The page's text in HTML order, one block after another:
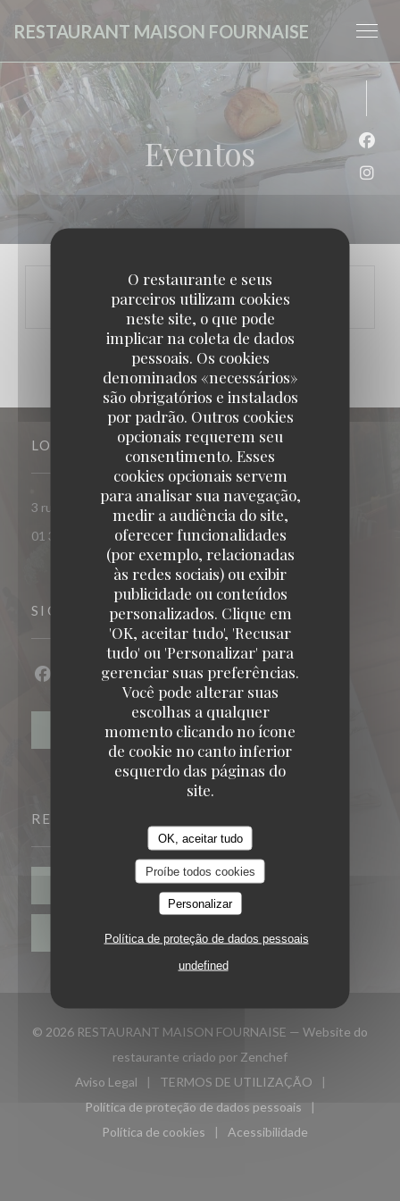
O restaurante e seus
parceiros utilizam cookies
neste site, o que pode
implicar na coleta de dados
pessoais. Os cookies
denominados «necessários»
são obrigatórios e instalados
por padrão. Outros cookies
opcionais requerem seu
consentimento. Esses
cookies opcionais servem
para analisar sua navegação,
medir a audiência do site,
oferecer funcionalidades
(por exemplo, relacionadas
às redes sociais) ou exibir
publicidade ou conteúdos
personalizados. Clique em
'OK, aceitar tudo', 'Recusar
tudo' ou 'Personalizar' para
gerenciar suas preferências.
Você pode alterar suas
escolhas a qualquer
momento clicando no ícone
de cookie no canto inferior
esquerdo das páginas do
site.
OK, aceitar tudo
Proíbe todos cookies
Personalizar
Política de proteção de dados pessoais
undefined
RESTAURANT MAISON FOURNAISE
Eventos
LOCAL
3 rue du bac - Ile des impressionnistes 78400 CHATOU
01 30 09 05 30
SIGA-NOS
Facebook ((abre numa nova janela))
Instagram ((abre numa nova janela))
NEWSLETTER
RESERVA
RESERVAR UMA MESA
PRIVATIZAÇÃO
© 2026 RESTAURANT MAISON FOURNAISE — Website do
restaurante criado por Zenchef((abre numa nova
Aviso Legal
((abre numa nova janela))
TERMOS DE UTILIZAÇÃO
((abre numa nova janela))
Política de proteção de dados pessoais
((abre numa nova janela))
Política de cookies
((abre numa nova janela))
Acessibilidade
RESTAURANT MAISON FOURNAISE